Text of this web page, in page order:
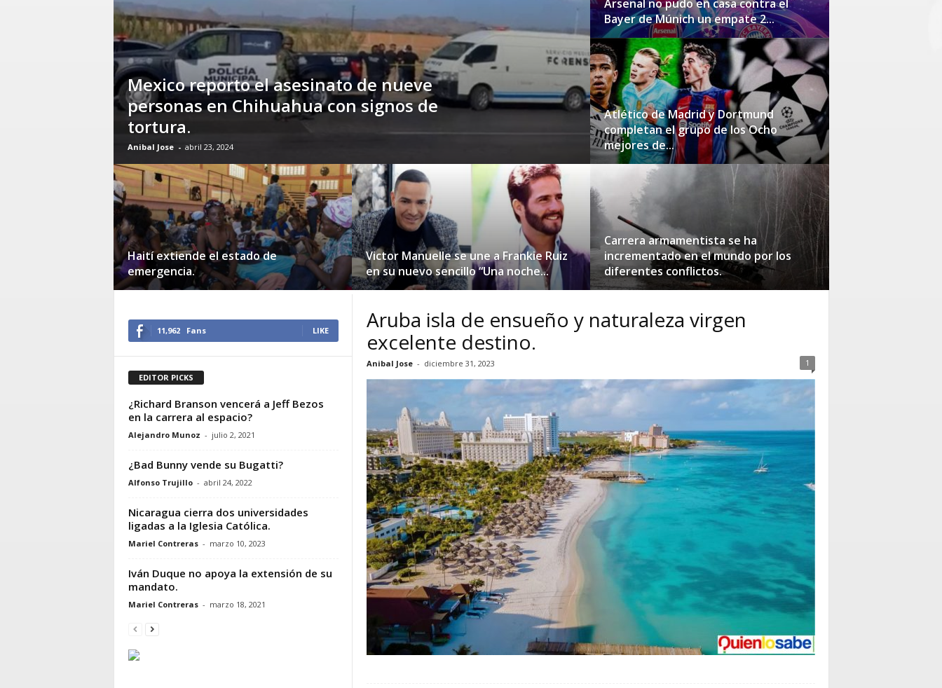
Mexico reporto el asesinato de nueve
personas en Chihuahua con signos de
tortura.
Anibal Jose - abril 23, 2024
Arsenal no pudo en casa contra el
Bayer de Múnich un empate 2...
Atlético de Madrid y Dortmund
completan el grupo de los Ocho
mejores de...
Haití extiende el estado de
emergencia.
Victor Manuelle se une a Frankie Ruiz
en su nuevo sencillo “Una noche...
Carrera armamentista se ha
incrementado en el mundo por los
diferentes conflictos.
Aruba isla de ensueño y naturaleza virgen
excelente destino.
Anibal Jose - diciembre 31, 2023 1
11,962 Fans LIKE
EDITOR PICKS
¿Richard Branson vencerá a Jeff Bezos
en la carrera al espacio?
Alejandro Munoz - julio 2, 2021
¿Bad Bunny vende su Bugatti?
Alfonso Trujillo - abril 24, 2022
Nicaragua cierra dos universidades
ligadas a la Iglesia Católica.
Mariel Contreras - marzo 10, 2023
Iván Duque no apoya la extensión de su
mandato.
Mariel Contreras - marzo 18, 2021